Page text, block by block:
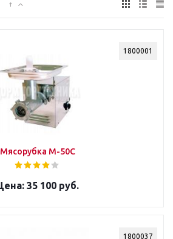
1800001
Мясорубка М-50С
35 100 руб.
1800037